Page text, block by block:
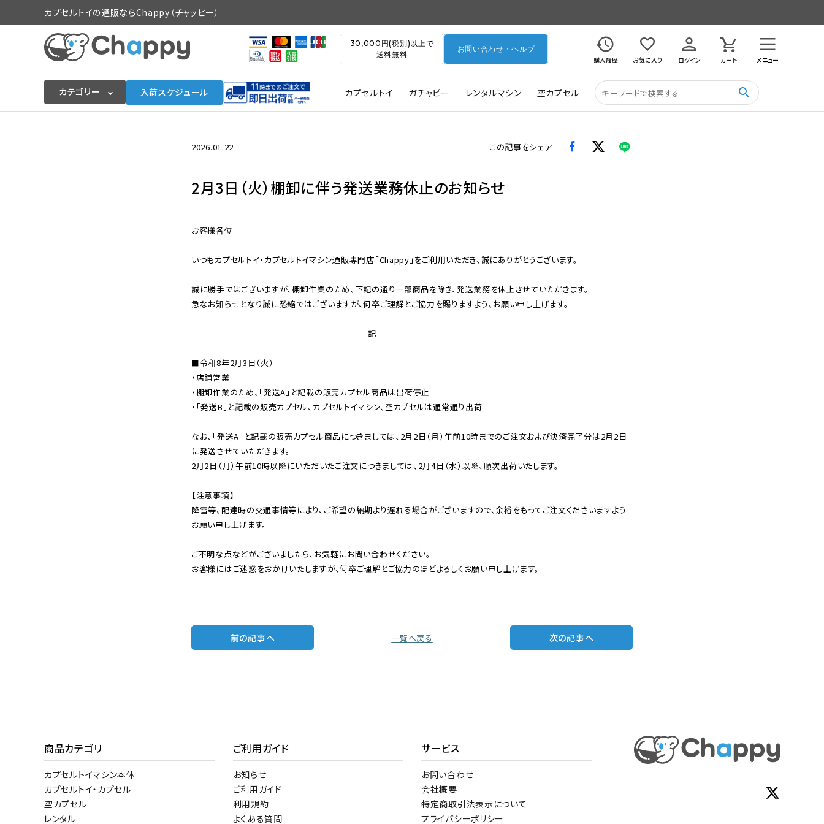
カプセルトイの通販ならChappy（チャッピー）
30,000円(税別)以上で
送料無料
お問い合わせ・ヘルプ
購入履歴
お気に入り ログイン カート メニュー
カテゴリー 入荷スケジュール カプセルトイ ガチャピー レンタルマシン 空カプセル search
2026.01.22 この記事をシェア
2月3日（火）棚卸に伴う発送業務休止のお知らせ
お客様各位
いつもカプセルトイ・カプセルトイマシン通販専門店「Chappy」をご利用いただき、誠にありがとうございます。
誠に勝手ではございますが、棚卸作業のため、下記の通り一部商品を除き、発送業務を休止させていただきます。
急なお知らせとなり誠に恐縮ではございますが、何卒ご理解とご協力を賜りますよう、お願い申し上げます。
記
■令和8年2月3日（火）
・店舗営業
・棚卸作業のため、「発送A」と記載の販売カプセル商品は出荷停止
・「発送B」と記載の販売カプセル、カプセルトイマシン、空カプセルは通常通り出荷
なお、「発送A」と記載の販売カプセル商品につきましては、2月2日（月）午前10時までのご注文および決済完了分は2月2日
に発送させていただきます。
2月2日（月）午前10時以降にいただいたご注文につきましては、2月4日（水）以降、順次出荷いたします。
【注意事項】
降雪等、配達時の交通事情等により、ご希望の納期より遅れる場合がございますので、余裕をもってご注文くださいますよう
お願い申し上げます。
ご不明な点などがございましたら、お気軽にお問い合わせください。
お客様にはご迷惑をおかけいたしますが、何卒ご理解とご協力のほどよろしくお願い申し上げます。
前の記事へ 一覧へ戻る 次の記事へ
商品カテゴリ
カプセルトイマシン本体
カプセルトイ・カプセル
空カプセル
レンタル
ご利用ガイド
お知らせ
ご利用ガイド
利用規約
よくある質問
サービス
お問い合わせ
会社概要
特定商取引法表示について
プライバシーポリシー